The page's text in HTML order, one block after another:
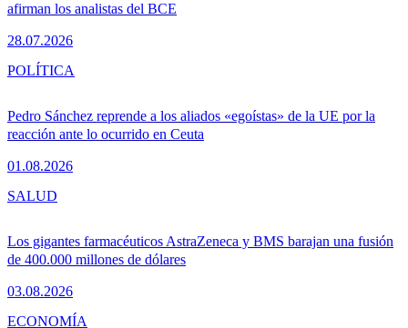
afirman los analistas del BCE
28.07.2026
Pedro Sánchez reprende a los aliados «egoístas» de la UE por la
reacción ante lo ocurrido en Ceuta
01.08.2026
POLÍTICA
Los gigantes farmacéuticos AstraZeneca y BMS barajan una fusión
de 400.000 millones de dólares
03.08.2026
SALUD
ECONOMÍA